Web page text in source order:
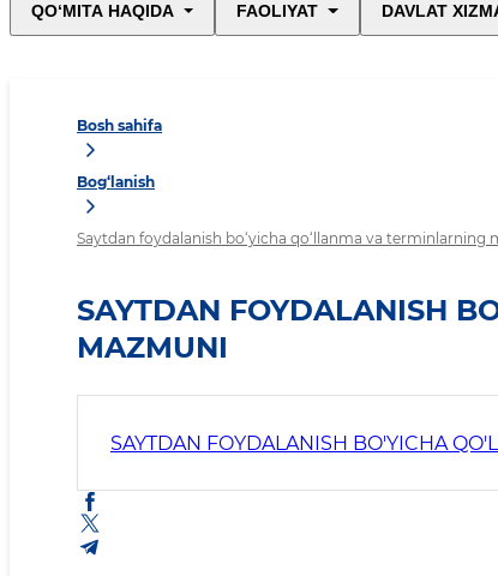
QO‘MITA HAQIDA FAOLIYAT DAVLAT
Bosh sahifa
Bog‘lanish
Saytdan foydalanish bo‘yicha qo‘llanma va terminlarning
SAYTDAN FOYDALANISH
MAZMUNI
SAYTDAN FOYDALANISH BO'YICHA